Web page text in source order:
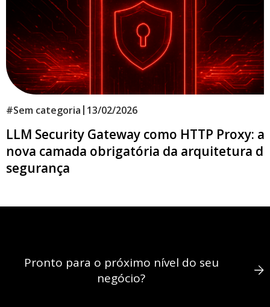
#Sem categoria | 13/02/2026
LLM Security Gateway como HTTP Proxy: a
nova camada obrigatória da arquitetura de
segurança
Pronto para o próximo nível do seu
negócio?